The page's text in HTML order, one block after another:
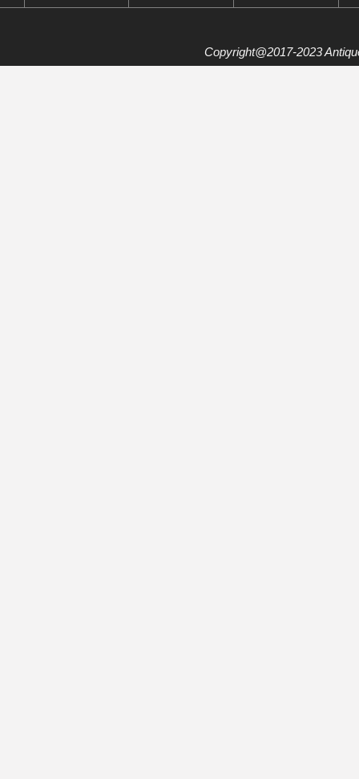
Copyright@2017-2023